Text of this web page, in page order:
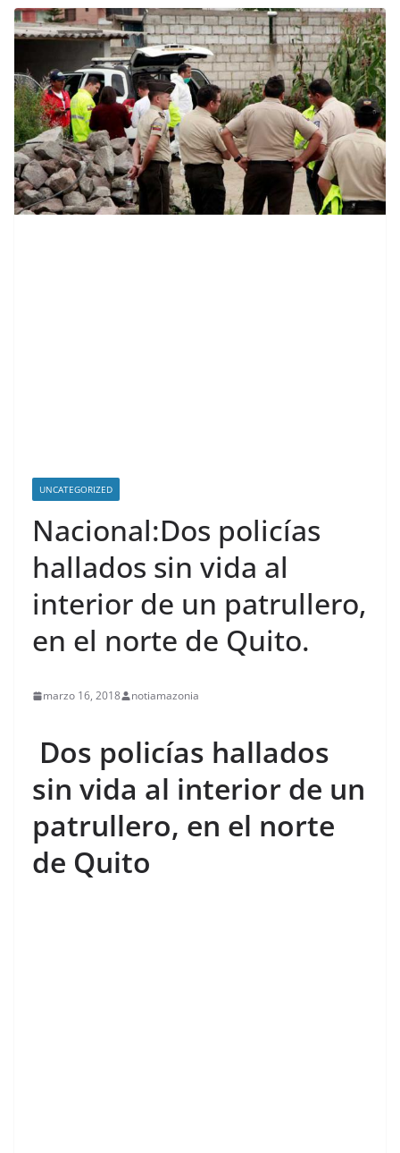
UNCATEGORIZED
Nacional:Dos policías
hallados sin vida al
interior de un patrullero,
en el norte de Quito.
marzo 16, 2018 notiamazonia
Dos policías hallados
sin vida al interior de un
patrullero, en el norte
de Quito